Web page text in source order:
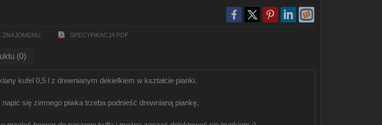
ZNAJOMEMU SPECYFIKACJA PDF
(0)
kufel 0,5 l z drewnianym dekielkiem w kształcie pianki.
napić się zimnego piwka trzeba podnieść drewnianą piankę,